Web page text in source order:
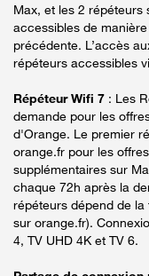
Max, et les 2 répéteurs
accessibles de
précédente. L’accès
répéteurs accessibles
Répéteur Wifi 7 : Les
demande pour les
d'Orange. Le premier
orange.fr pour les
supplémentaires sur
chaque 72h après la
répéteurs dépend de
sur orange.fr).
4, TV UHD 4K et TV 6.